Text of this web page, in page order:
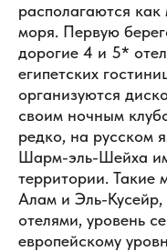
располагаются
моря. Первую
дорогие 4 и 5*
египетских
организуются
своим ночным
редко, на русском
Шарм-эль-Шейха
территории.
Алам и Эль-
отелями, уровень
европейскому